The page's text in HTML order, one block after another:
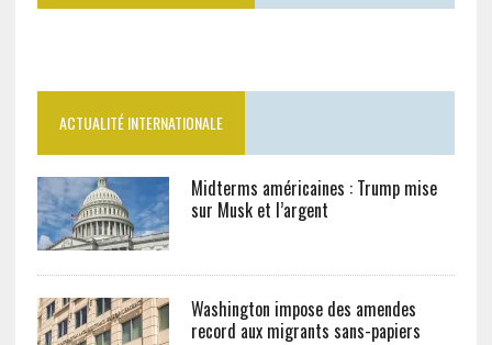
ACTUALITÉ INTERNATIONALE
Midterms américaines : Trump mise
sur Musk et l’argent
Washington impose des amendes
record aux migrants sans-papiers